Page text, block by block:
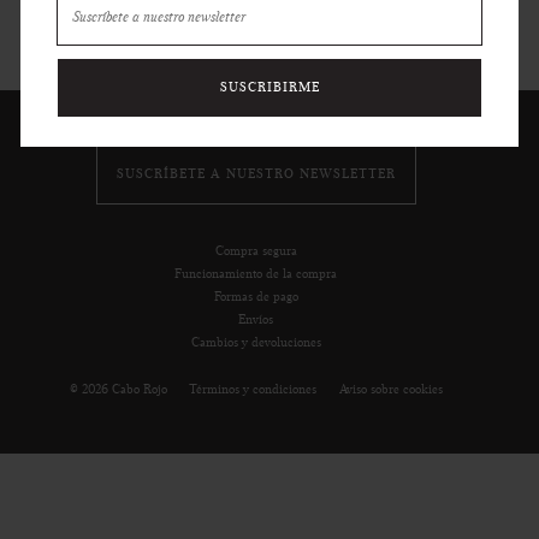
SUSCRIBIRME
SUSCRÍBETE A NUESTRO NEWSLETTER
Compra segura
Funcionamiento de la compra
Formas de pago
Envíos
Cambios y devoluciones
© 2026 Cabo Rojo Términos y condiciones Aviso sobre cookies